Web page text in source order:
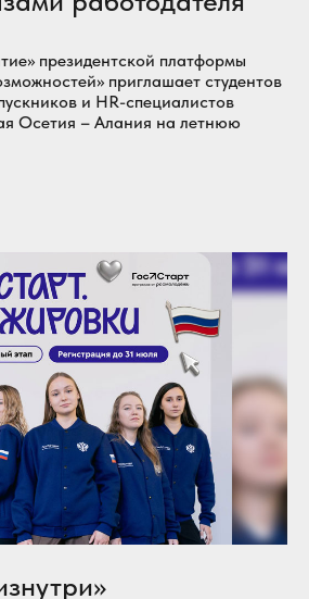
президентской платформы
приглашает студентов
и HR-специалистов
Осетия – Алания на летнюю